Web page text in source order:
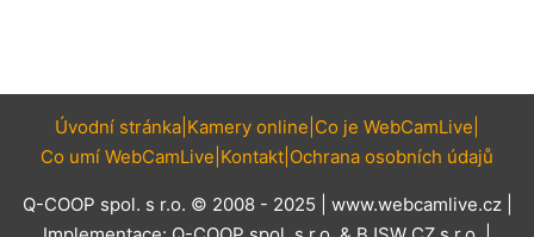
Úvodní stránka Kamery online Co je WebCamLive
Co umí WebCamLive Kontakt Ochrana osobních údajů
Q-COOP spol. s r.o. © 2008 - 2025 | www.webcamlive.cz|